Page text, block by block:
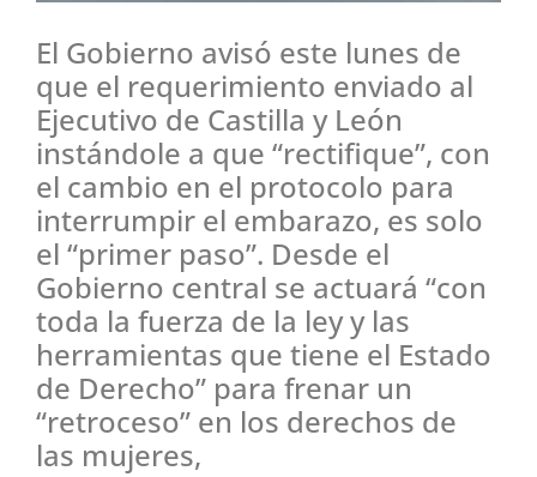
El Gobierno avisó este lunes de
que el requerimiento enviado al
Ejecutivo de Castilla y León
instándole a que “rectifique”, con
el cambio en el protocolo para
interrumpir el embarazo, es solo
el “primer paso”. Desde el
Gobierno central se actuará “con
toda la fuerza de la ley y las
herramientas que tiene el Estado
de Derecho” para frenar un
“retroceso” en los derechos de
las mujeres,